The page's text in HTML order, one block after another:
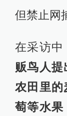
但禁止网
在采访中
贩鸟人
农田里的
萄等水果